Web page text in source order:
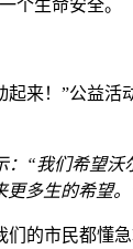
个生命安全。
来！”公益
“我们希望
更多生的希望。
的市民都懂